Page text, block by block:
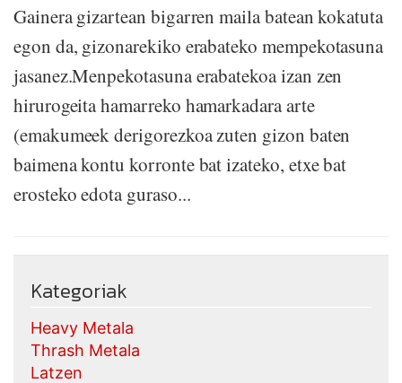
Gainera gizartean bigarren maila batean kokatuta
egon da, gizonarekiko erabateko mempekotasuna
jasanez.Menpekotasuna erabatekoa izan zen
hirurogeita hamarreko hamarkadara arte
(emakumeek derigorezkoa zuten gizon baten
baimena kontu korronte bat izateko, etxe bat
erosteko edota guraso...
Kategoriak
Heavy Metala
Thrash Metala
Latzen